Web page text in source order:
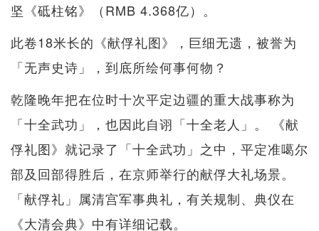
坚《砥柱铭》（RMB 4.368亿）。
此卷18米长的《献俘礼图》，巨细无遗，被誉为
「无声史诗」，到底所绘何事何物？
乾隆晚年把在位时十次平定边疆的重大战事称为
「十全武功」，也因此自诩「十全老人」。 《献
俘礼图》就记录了「十全武功」之中，平定准噶尔
部及回部得胜后，在京师举行的献俘大礼场景。
「献俘礼」属清宫军事典礼，有关规制、典仪在
《大清会典》中有详细记载。